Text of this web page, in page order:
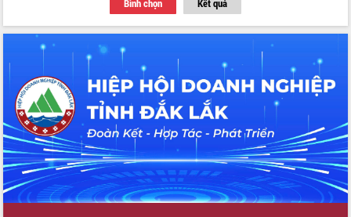
Thứ trưởng Bộ Y tế làm việc với tỉnh
Đắk Lắk về phát triển nhân lực y tế
cho trạm y tế cấp xã
Du lịch Đắk Lắk nâng tầm trải nghiệm
du khách thông qua Hệ thống cơ sở dữ
liệu và Bản đồ số
Tập huấn ứng dụng trí tuệ nhân tạo (AI)
trong thương mại điện tử năm 2026
Đoàn đại biểu Quốc hội tỉnh Đắk Lắk
trao đổi thông tin trước Kỳ họp thứ
nhất, Quốc hội khóa XVI
Quyết liệt cải cách hành chính, khơi
Bình chọn Kết quả